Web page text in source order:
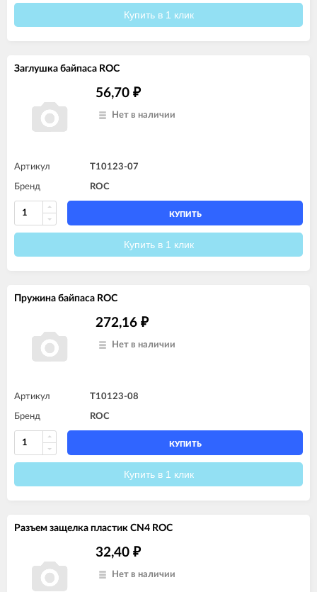
Купить в 1 клик
Заглушка байпаса ROC
56,70 ₽
Нет в наличии
Артикул T10123-07
Бренд ROC
КУПИТЬ
Купить в 1 клик
Пружина байпаса ROC
272,16 ₽
Нет в наличии
Артикул T10123-08
Бренд ROC
КУПИТЬ
Купить в 1 клик
Разъем защелка пластик CN4 ROC
32,40 ₽
Нет в наличии